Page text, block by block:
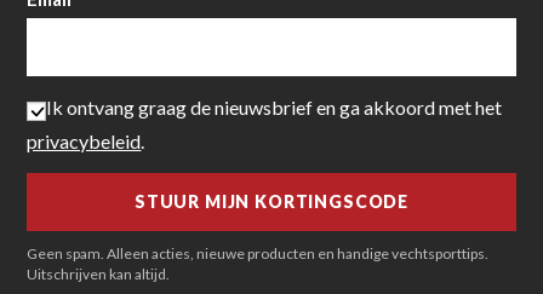
Ik ontvang graag de nieuwsbrief en ga akkoord met het
privacybeleid.
Geen spam. Alleen acties, nieuwe producten en handige vechtsporttips.
Uitschrijven kan altijd.